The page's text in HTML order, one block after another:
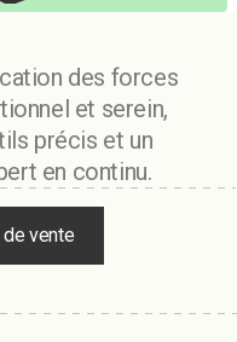
des forces
et serein,
précis et un
en continu.
vente